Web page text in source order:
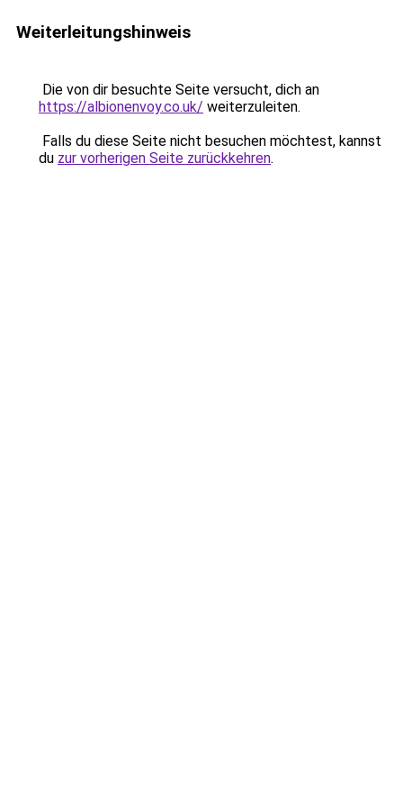
Weiterleitungshinweis
Die von dir besuchte Seite versucht, dich an
https://albionenvoy.co.uk/ weiterzuleiten.
Falls du diese Seite nicht besuchen möchtest, kannst
du zur vorherigen Seite zurückkehren.